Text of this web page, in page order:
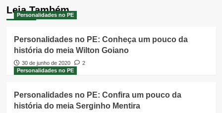
Leia Também
Personalidades no PE
Personalidades no PE: Conheça um pouco da
história do meia Wilton Goiano
30 de junho de 2020
2
Personalidades no PE
Personalidades no PE: Confira um pouco da
história do meia Serginho Mentira